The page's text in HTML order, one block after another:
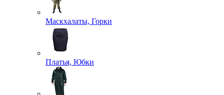
Маскхалаты, Горки
Платья, Юбки